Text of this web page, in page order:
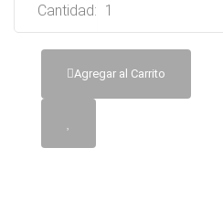
Cantidad:
Agregar al Carrito